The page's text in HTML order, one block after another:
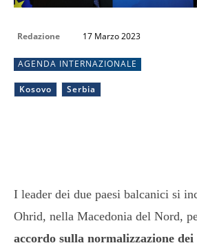
Redazione 17 Marzo 2023
AGENDA INTERNAZIONALE
Kosovo Serbia
I leader dei due paesi balcanici si
Ohrid, nella Macedonia del Nord,
accordo sulla normalizzazione